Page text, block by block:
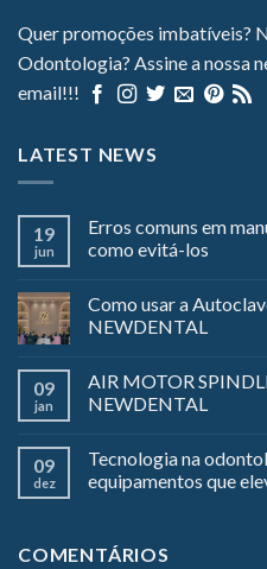
Quer promoções imbatíveis?
Odontologia? Assine a nossa
email!!!
LATEST NEWS
19
jun
Erros comuns em
como evitá-los
Como usar a
NEWDENTAL
09
jan
AIR MOTOR
NEWDENTAL
09
dez
Tecnologia na
equipamentos que
COMENTÁRIOS